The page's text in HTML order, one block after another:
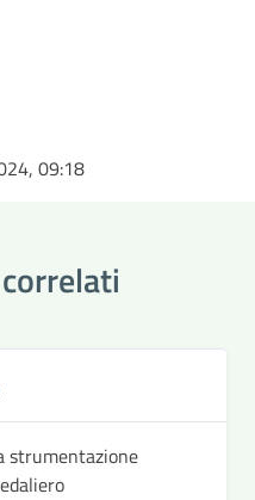
09:18
strumentazione